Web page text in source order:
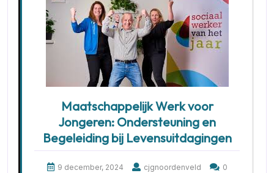
Maatschappelijk Werk voor
Jongeren: Ondersteuning en
Begeleiding bij Levensuitdagingen
9 december, 2024 cjgnoordenveld
0